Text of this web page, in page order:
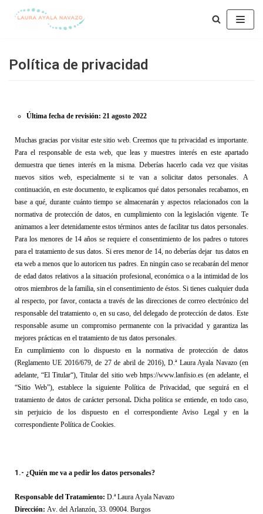
Saltar
Política de privacidad
Última fecha de revisión: 21 agosto 2022
Muchas gracias por visitar este sitio web. Creemos que tu privacidad es importante.
Para el responsable de esta web, que leas y muestres interés en este apartado
demuestra que tienes interés en la misma. Deberías hacerlo cada vez que visitas
nuevos sitios web, especialmente si te van a solicitar datos personales. A
continuación, en este documento, te explicamos qué datos personales recabamos, en
base a qué, durante cuánto tiempo se almacenarán y aspectos relacionados con la
normativa de protección de datos, en cumplimiento con la legislación vigente. Te
animamos a leer detenidamente estos términos antes de facilitar tus datos personales.
Para los menores de 14 años se requiere el consentimiento de los padres o tutores
para el tratamiento de sus datos. Si eres menor de 14, no deberías dejar  tus datos en
eta web a menos que lo autoricen tus padres. En ningún caso se recabarán del menor
de edad datos relativos a la situación profesional, económica o a la intimidad de los
otros miembros de la familia, sin el consentimiento de éstos. Si tienes cualquier duda
al respecto, por favor, contacta a través de las direcciones de correo electrónico del
responsable del tratamiento o, en su caso, del delegado de protección de datos. Este
responsable asume un compromiso permanente con la privacidad y garantiza las
mejores prácticas en el tratamiento de tus datos personales.
En cumplimiento con lo dispuesto en la normativa de protección de datos
(Reglamento UE 2016/679, de 27 de abril de 2016), D.ª Laura Ayala Navazo (en
adelante, “El Titular“), Titular del sitio web https://www.lanfisio.es (en adelante, el
“Sitio Web”), establece la siguiente Política de Privacidad, que seguirá en el
tratamiento de datos de carácter personal. Dicha política se entiende, en todo caso,
sin perjuicio de los dispuesto en el correspondiente Aviso Legal y en la
correspondiente Política de Cookies.
1.- ¿Quién me va a pedir los datos personales?
Responsable del Tratamiento: D.ª Laura Ayala Navazo
Dirección: Av. del Arlanzón, 33. 09004. Burgos